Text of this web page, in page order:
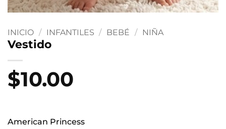
INICIO / INFANTILES / BEBÉ / NIÑA
Vestido
$10.00
American Princess